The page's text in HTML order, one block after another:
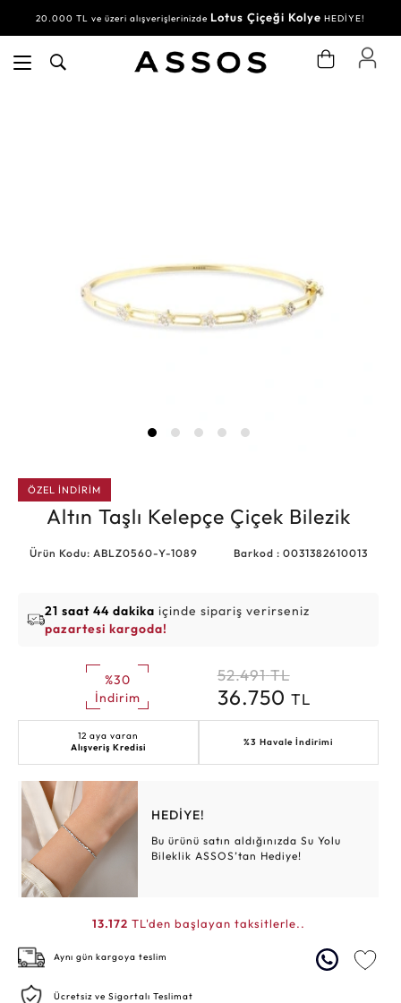
20.000 TL ve üzeri alışverişlerinizde Lotus Çiçeği Kolye HEDİYE!
ÖZEL İNDİRİM
Altın Taşlı Kelepçe Çiçek Bilezik
Ürün Kodu: ABLZ0560-Y-1089 Barkod : 0031382610013
21 saat 44 dakika içinde sipariş verirseniz
pazartesi kargoda!
%30
İndirim
52.491 TL
36.750 TL
12 aya varan
Alışveriş Kredisi
%3 Havale İndirimi
HEDİYE!
Bu ürünü satın aldığınızda Su Yolu
Bileklik ASSOS’tan Hediye!
13.172 TL'den başlayan taksitlerle..
Aynı gün kargoya teslim
Ücretsiz ve Sigortalı Teslimat